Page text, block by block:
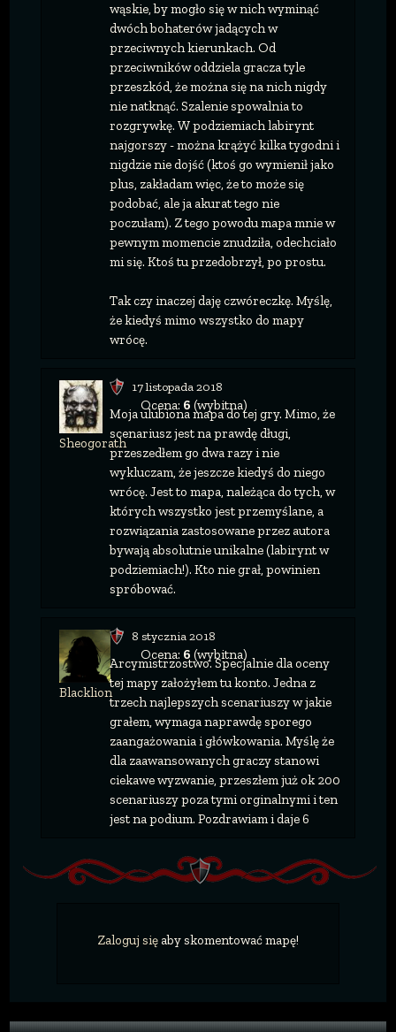
wąskie, by mogło się w nich wyminąć
dwóch bohaterów jadących w
przeciwnych kierunkach. Od
przeciwników oddziela gracza tyle
przeszkód, że można się na nich nigdy
nie natknąć. Szalenie spowalnia to
rozgrywkę. W podziemiach labirynt
najgorszy - można krążyć kilka tygodni i
nigdzie nie dojść (ktoś go wymienił jako
plus, zakładam więc, że to może się
podobać, ale ja akurat tego nie
poczułam). Z tego powodu mapa mnie w
pewnym momencie znudziła, odechciało
mi się. Ktoś tu przedobrzył, po prostu.
Tak czy inaczej daję czwóreczkę. Myślę,
że kiedyś mimo wszystko do mapy
wrócę.
Sheogorath
17 listopada 2018
Ocena: 6 (wybitna)
Moja ulubiona mapa do tej gry. Mimo, że
scenariusz jest na prawdę długi,
przeszedłem go dwa razy i nie
wykluczam, że jeszcze kiedyś do niego
wrócę. Jest to mapa, należąca do tych, w
których wszystko jest przemyślane, a
rozwiązania zastosowane przez autora
bywają absolutnie unikalne (labirynt w
podziemiach!). Kto nie grał, powinien
spróbować.
Blacklion
8 stycznia 2018
Ocena: 6 (wybitna)
Arcymistrzostwo. Specjalnie dla oceny
tej mapy założyłem tu konto. Jedna z
trzech najlepszych scenariuszy w jakie
grałem, wymaga naprawdę sporego
zaangażowania i główkowania. Myślę że
dla zaawansowanych graczy stanowi
ciekawe wyzwanie, przeszłem już ok 200
scenariuszy poza tymi orginalnymi i ten
jest na podium. Pozdrawiam i daje 6
Zaloguj sięaby skomentować mapę!